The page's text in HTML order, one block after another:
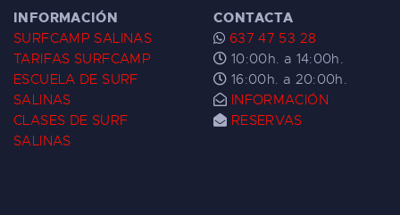
INFORMACIÓN
SURFCAMP SALINAS
TARIFAS SURFCAMP
ESCUELA DE SURF
SALINAS
CLASES DE SURF
SALINAS
CONTACTA
637 47 53 28
10:00h. a 14:00h.
16:00h. a 20:00h.
INFORMACIÓN
RESERVAS